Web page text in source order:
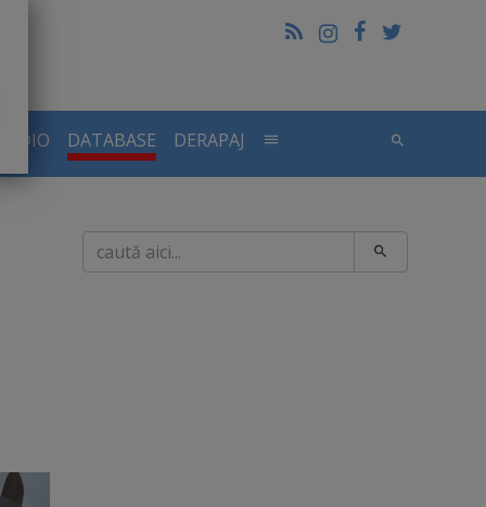
DATABASE DERAPAJ
Caută